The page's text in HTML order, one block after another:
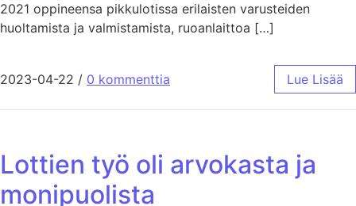
2021 oppineensa pikkulotissa erilaisten varusteiden
huoltamista ja valmistamista, ruoanlaittoa […]
2023-04-22 / 0 kommenttia Lue Lisää
Lottien työ oli arvokasta ja
monipuolista